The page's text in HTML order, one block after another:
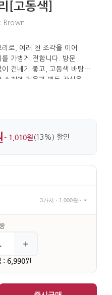
[고동색]
Brown
로, 여러 천 조각을 이어
가볍게 전합니다. 방문
건네기 좋고, 고동색 바탕이
소재에 거울과 매듭 장식을
니다.
- 1,010원 (13%) 할인
3가지 · 1,000원~
: 6,990원